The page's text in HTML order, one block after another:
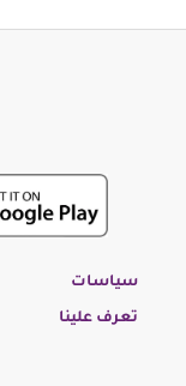
سياسات
تعرف علينا